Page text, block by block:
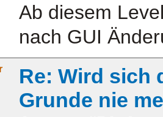
Ab diesem
nach GUI
Re: Wird sich
Grunde nie